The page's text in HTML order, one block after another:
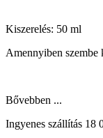
Kiszerelés: 50 ml
Amennyiben
Bővebben ...
Ingyenes szállítás 18